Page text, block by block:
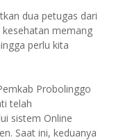
dua petugas dari
memang
perlu kita
Probolinggo
telah
sistem Online
Saat ini, keduanya